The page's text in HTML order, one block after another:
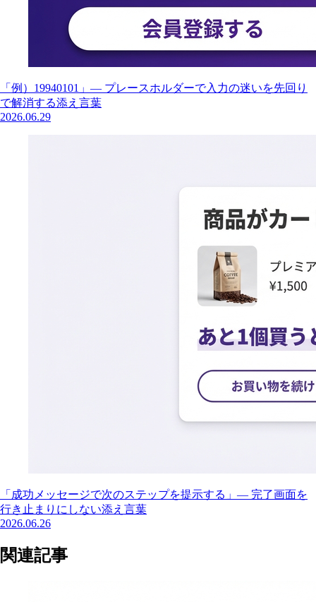
「例）19940101」— プレースホルダーで入力の迷いを先回り
で解消する添え言葉
2026.06.29
「成功メッセージで次のステップを提示する」— 完了画面を
行き止まりにしない添え言葉
2026.06.26
関連記事